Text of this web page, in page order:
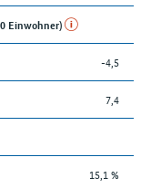
Einwohner)
-4,5
7,4
15,1 %